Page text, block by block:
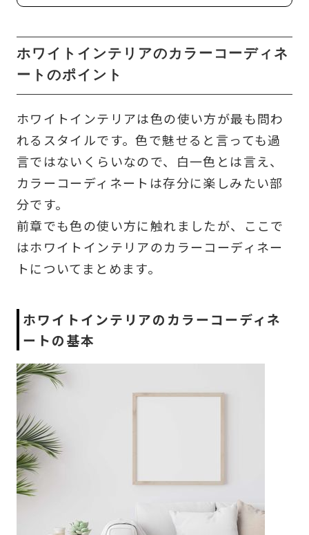
ホワイトインテリアのカラーコーディネ
ートのポイント
ホワイトインテリアは色の使い方が最も問わ
れるスタイルです。色で魅せると言っても過
言ではないくらいなので、白一色とは言え、
カラーコーディネートは存分に楽しみたい部
分です。
前章でも色の使い方に触れましたが、ここで
はホワイトインテリアのカラーコーディネー
トについてまとめます。
ホワイトインテリアのカラーコーディネ
ートの基本